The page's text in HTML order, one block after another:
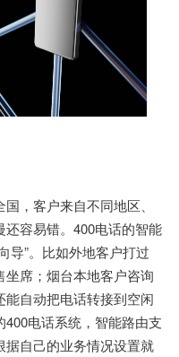
，客户来自不同地区、
容易错。400电话的智能
导”。比如外地客户打过
席；烟台本地客户咨询
自动把电话转接到空闲
电话系统，智能路由支
自己的业务情况设置就